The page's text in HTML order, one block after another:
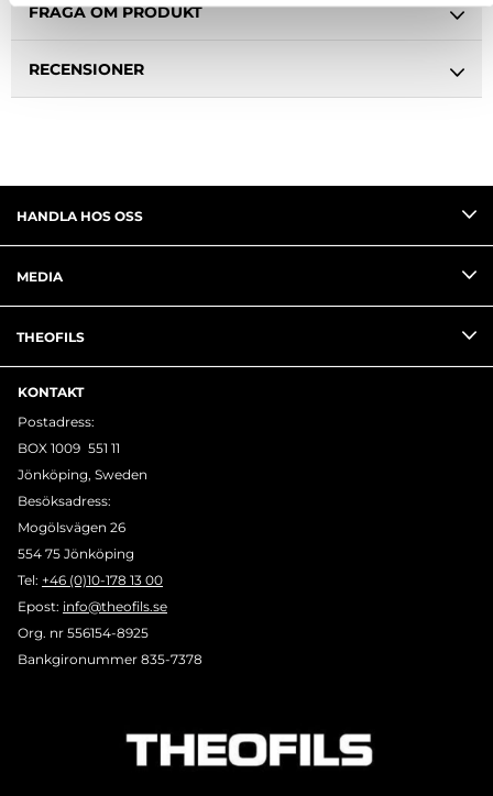
FRÅGA OM PRODUKT
RECENSIONER
HANDLA HOS OSS
MEDIA
THEOFILS
KONTAKT
Postadress:
BOX 1009 551 11
Jönköping, Sweden
Besöksadress:
Mogölsvägen 26
554 75 Jönköping
Tel: +46 (0)10-178 13 00
Epost: info@theofils.se
Org. nr 556154-8925
Bankgironummer 835-7378